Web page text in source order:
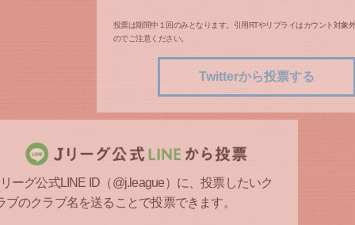
投票は期間中１回のみとなります。引用RTやリプライはカウント対象
のでご注意ください。
Twitterから投票する
ーグ公式LINE ID（@j.league）に、投票したいク
ブのクラブ名を送ることで投票できます。